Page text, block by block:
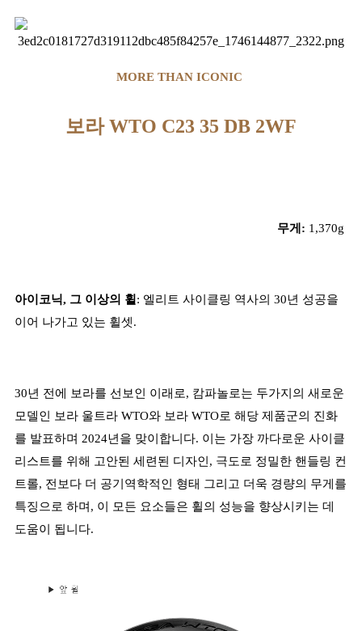
MORE THAN ICONIC
보라 WTO C23 35 DB 2WF
무게: 1,370g
아이코닉, 그 이상의 휠 : 엘리트 사이클링 역사의 30년 성공을
이어 나가고 있는 휠셋.
30년 전에 보라를 선보인 이래로, 캄파놀로는 두가지의 새로운
모델인 보라 울트라 WTO와 보라 WTO로 해당 제품군의 진화
를 발표하며 2024년을 맞이합니다. 이는 가장 까다로운 사이클
리스트를 위해 고안된 세련된 디자인, 극도로 정밀한 핸들링 컨
트롤, 전보다 더 공기역학적인 형태 그리고 더욱 경량의 무게를
특징으로 하며, 이 모든 요소들은 휠의 성능을 향상시키는 데
도움이 됩니다.